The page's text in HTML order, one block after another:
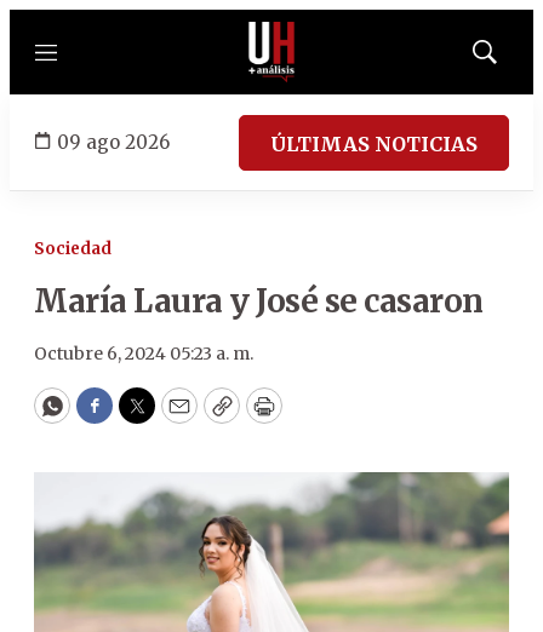
Menú
Mostrar
09 ago 2026 ÚLTIMAS NOTICIAS
Sociedad
María Laura y José se casaron
Octubre 6, 2024 05:23 a. m.
WhatsApp
Facebook
Twitter
EmailCopyPrint